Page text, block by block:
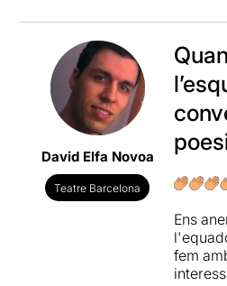
David Elfa Novoa
Teatre Barcelona
Quan
Ens
fem